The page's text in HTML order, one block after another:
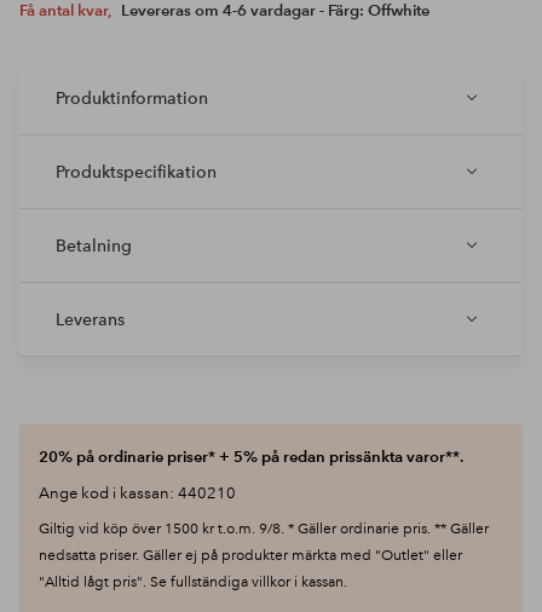
Få antal kvar, Levereras om 4-6 vardagar - Färg: Offwhite
Produktinformation
Produktspecifikation
Betalning
Leverans
20% på ordinarie priser* + 5% på redan prissänkta varor**.
Ange kod i kassan: 440210
Giltig vid köp över 1500 kr t.o.m. 9/8. * Gäller ordinarie pris. ** Gäller
nedsatta priser. Gäller ej på produkter märkta med "Outlet" eller
"Alltid lågt pris". Se fullständiga villkor i kassan.